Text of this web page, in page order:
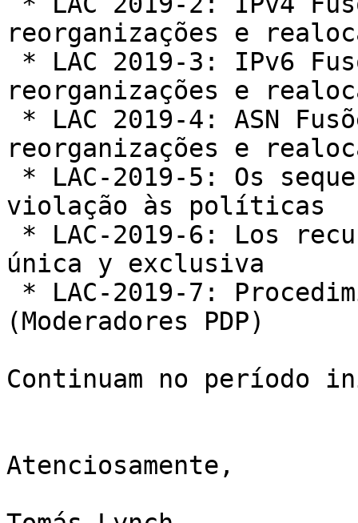
reorganizações e
reorganizações e
reorganizações e
violação às políticas
única y exclusiva
(Moderadores PDP)
Continuam no período
Atenciosamente,